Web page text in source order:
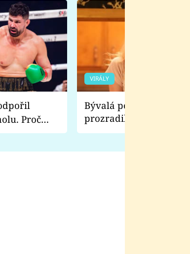
Proč
s ním než
VIRÁLY
Bývalá pornoherečka
prozradila, co ji
natáčení Euforie.